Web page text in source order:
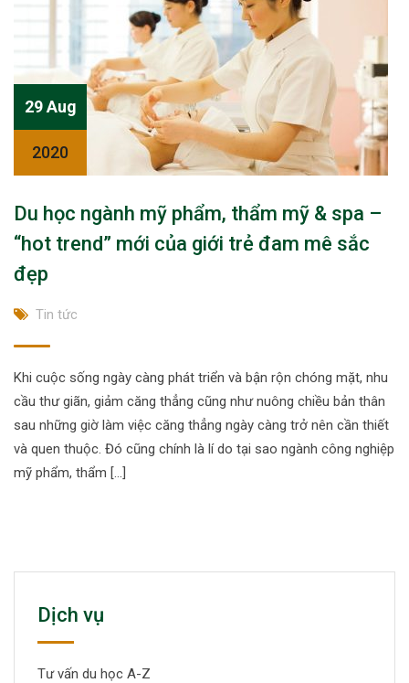
29 Aug
2020
Du học ngành mỹ phẩm, thẩm mỹ & spa –
“hot trend” mới của giới trẻ đam mê sắc
đẹp
Tin tức
Khi cuộc sống ngày càng phát triển và bận rộn chóng mặt, nhu
cầu thư giãn, giảm căng thẳng cũng như nuông chiều bản thân
sau những giờ làm việc căng thẳng ngày càng trở nên cần thiết
và quen thuộc. Đó cũng chính là lí do tại sao ngành công nghiệp
mỹ phẩm, thẩm […]
Dịch vụ
Tư vấn du học A-Z